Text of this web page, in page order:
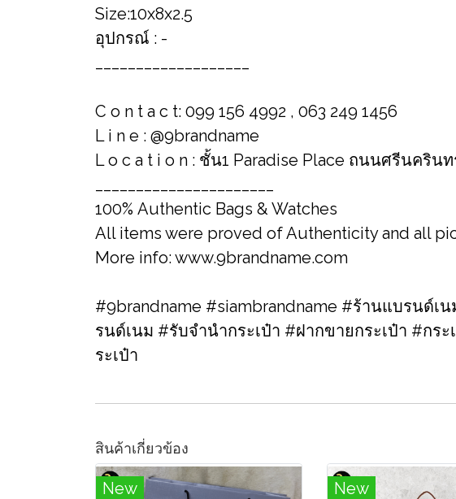
Size:10x8x2.5
อุปกรณ์ : -
C o n t a c t: 099 156 4992 , 063 249 1456
L i n e : @9brandname
L o c a t i o n : ชั้น1 Paradise Place ถนนศรีนครินท
100% Authentic Bags & Watches
All items were proved of Authenticity and all
More info: www.9brandname.com
#9brandname #siambrandname #ร้านแบรนด์เ
รนด์เนม​ #รับจำนำกระเป๋า #ฝากขายกระเป๋า #ก
ระเป๋า
สินค้าเกี่ยวข้อง
New New